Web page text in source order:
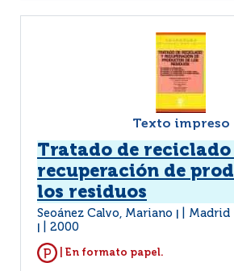
Texto impreso
Tratado de reciclado
recuperación de
los residuos
Seoánez Calvo, Mariano Madrid
2000
| En formato papel.